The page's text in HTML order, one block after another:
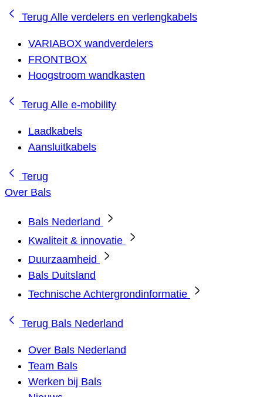
Terug Alle verdelers en verlengkabels
VARIABOX wandverdelers
FRONTBOX
Hoogstroom wandkasten
Terug Alle e-mobility
Laadkabels
Aansluitkabels
Terug
Over Bals
Bals Nederland
Kwaliteit & innovatie
Duurzaamheid
Bals Duitsland
Technische Achtergrondinformatie
Terug Bals Nederland
Over Bals Nederland
Team Bals
Werken bij Bals